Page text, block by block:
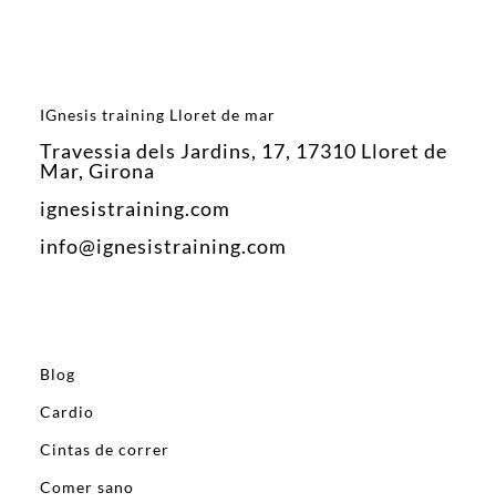
IGnesis training Lloret de mar
Travessia dels Jardins, 17, 17310 Lloret de
Mar, Girona
ignesistraining.com
info@ignesistraining.com
Blog
Cardio
Cintas de correr
Comer sano